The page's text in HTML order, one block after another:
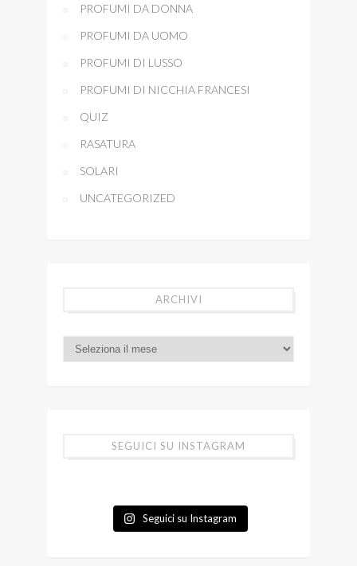
PROFUMI DA DONNA
PROFUMI DA UOMO
PROFUMI DI LUSSO
PROFUMI DI NICCHIA FRANCESI
QUIZ
RASATURA
SOLARI
UNCATEGORIZED
ARCHIVI
SEGUICI SU INSTAGRAM
Seguici su Instagram